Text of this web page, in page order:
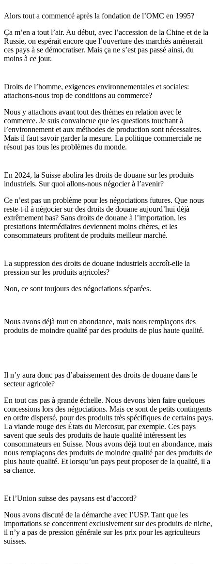
Alors tout a commencé après la fondation de l’OMC en 1995?
Ça m’en a tout l’air. Au début, avec l’accession de la Chine et de la
Russie, on espérait encore que l’ouverture des marchés amènerait
ces pays à se démocratiser. Mais ça ne s’est pas passé ainsi, du
moins à ce jour.
Droits de l’homme, exigences environnementales et sociales:
attachons-nous trop de conditions au commerce?
Nous y attachons avant tout des thèmes en relation avec le
commerce. Je suis convaincue que les questions touchant à
l’environnement et aux méthodes de production sont nécessaires.
Mais il faut savoir garder la mesure. La politique commerciale ne
résout pas tous les problèmes du monde.
En 2024, la Suisse abolira les droits de douane sur les produits
industriels. Sur quoi allons-nous négocier à l’avenir?
Ce n’est pas un problème pour les négociations futures. Que nous
reste-t-il à négocier sur des droits de douane aujourd’hui déjà
extrêmement bas? Sans droits de douane à l’importation, les
prestations intermédiaires deviennent moins chères, et les
consommateurs profitent de produits meilleur marché.
La suppression des droits de douane industriels accroît-elle la
pression sur les produits agricoles?
Non, ce sont toujours des négociations séparées.
Nous avons déjà tout en abondance, mais nous remplaçons des
produits de moindre qualité par des produits de plus haute qualité.
Il n’y aura donc pas d’abaissement des droits de douane dans le
secteur agricole?
En tout cas pas à grande échelle. Nous devons bien faire quelques
concessions lors des négociations. Mais ce sont de petits contingents
en ordre dispersé, pour des produits très spécifiques de certains pays.
La viande rouge des États du Mercosur, par exemple. Ces pays
savent que seuls des produits de haute qualité intéressent les
consommateurs en Suisse. Nous avons déjà tout en abondance, mais
nous remplaçons des produits de moindre qualité par des produits de
plus haute qualité. Et lorsqu’un pays peut proposer de la qualité, il a
sa chance.
Et l’Union suisse des paysans est d’accord?
Nous avons discuté de la démarche avec l’USP. Tant que les
importations se concentrent exclusivement sur des produits de niche,
il n’y a pas de pression générale sur les prix pour les agriculteurs
suisses.